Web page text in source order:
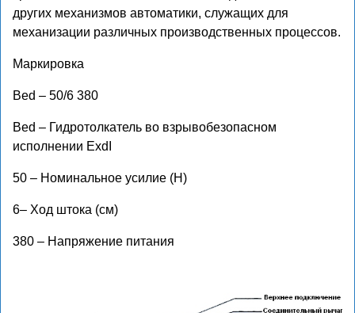
других механизмов автоматики, служащих для
механизации различных производственных процессов.
Маркировка
Bed – 50/6 380
Bed – Гидротолкатель во взрывобезопасном
исполнении ExdI
50 – Номинальное усилие (Н)
6– Ход штока (см)
380 – Напряжение питания